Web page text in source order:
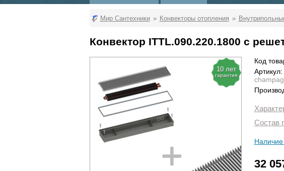
Мир Сантехники Конвекторы отопления
Конвектор ITTL.090.220.1800 с
10 лет
гарантия
Код
Артикул:
Состав
32